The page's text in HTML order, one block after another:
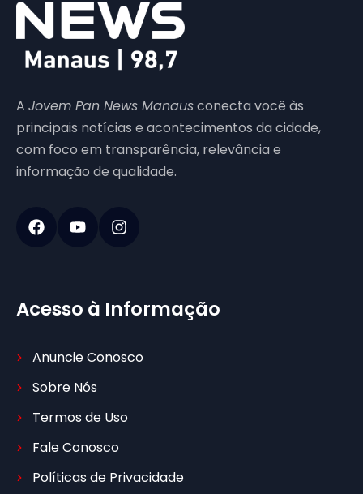
A Jovem Pan News Manausconecta você às
principais notícias e acontecimentos da cidade,
com foco em transparência, relevância e
informação de qualidade.
Acesso à Informação
Anuncie Conosco
Sobre Nós
Termos de Uso
Fale Conosco
Políticas de Privacidade